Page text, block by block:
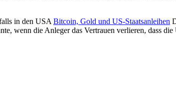
in den USA Bitcoin, Gold und US-Staatsanleihen
wenn die Anleger das Vertrauen verlieren, dass